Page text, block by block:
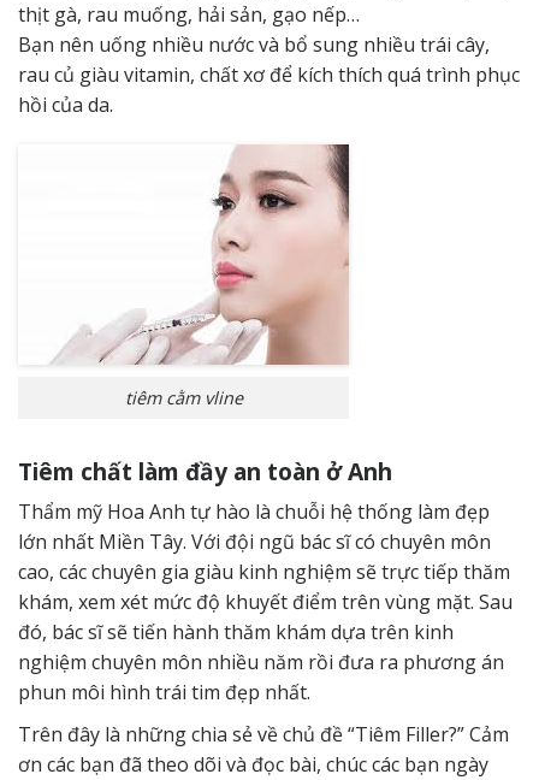
thịt gà, rau muống, hải sản, gạo nếp…
Bạn nên uống nhiều nước và bổ sung nhiều trái cây,
rau củ giàu vitamin, chất xơ để kích thích quá trình phục
hồi của da.
tiêm cằm vline
Tiêm chất làm đầy an toàn ở Anh
Thẩm mỹ Hoa Anh tự hào là chuỗi hệ thống làm đẹp
lớn nhất Miền Tây. Với đội ngũ bác sĩ có chuyên môn
cao, các chuyên gia giàu kinh nghiệm sẽ trực tiếp thăm
khám, xem xét mức độ khuyết điểm trên vùng mặt. Sau
đó, bác sĩ sẽ tiến hành thăm khám dựa trên kinh
nghiệm chuyên môn nhiều năm rồi đưa ra phương án
phun môi hình trái tim đẹp nhất.
Trên đây là những chia sẻ về chủ đề “Tiêm Filler?” Cảm
ơn các bạn đã theo dõi và đọc bài, chúc các bạn ngày